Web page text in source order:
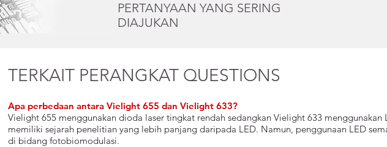
PERTANYAAN YANG SERING
DIAJUKAN
TERKAIT PERANGKAT QUESTIONS
Apa perbedaan antara Vielight 655 dan Vielight 633?
Vielight 655 menggunakan dioda laser tingkat rendah sedangkan Vielight 633 menggunakan
memiliki sejarah penelitian yang lebih panjang daripada LED. Namun, penggunaan LED
di bidang fotobiomodulasi.